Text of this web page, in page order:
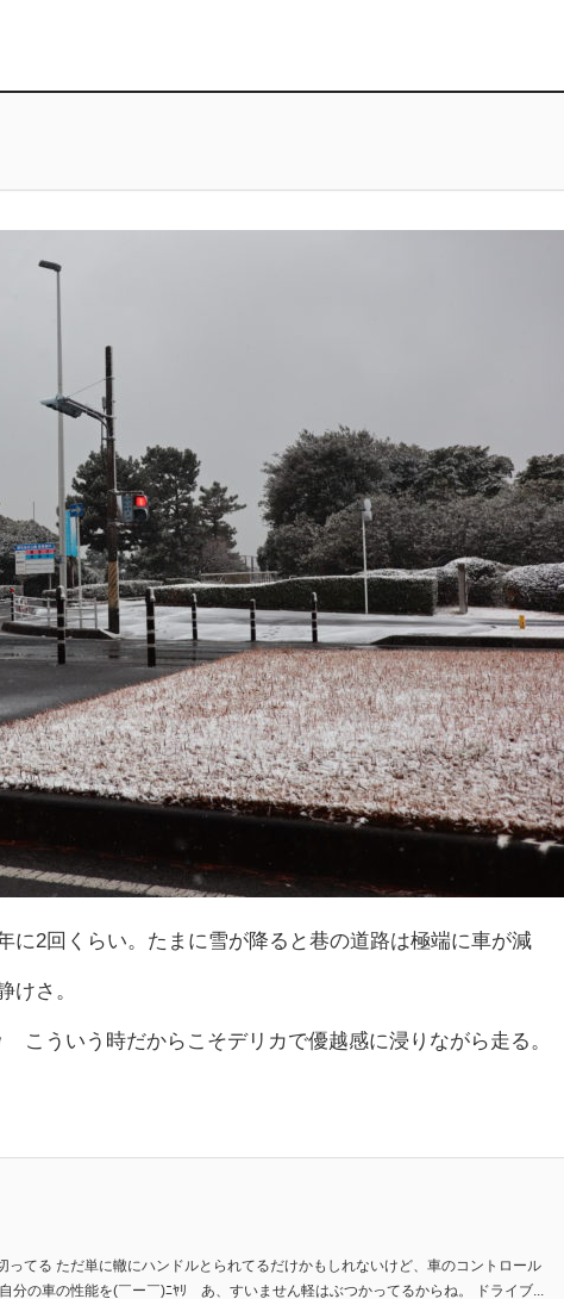
に2回くらい。たまに雪が降ると巷の道路は極端に車が減
けさ。
こういう時だからこそデリカで優越感に浸りながら走る。
ってる ただ単に轍にハンドルとられてるだけかもしれないけど、車のコントロール
分の車の性能を(￣ー￣)ﾆﾔﾘ あ、すいません軽はぶつかってるからね。 ドライブ...